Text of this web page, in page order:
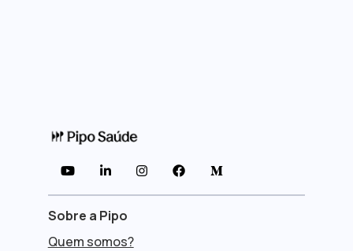
    
Sobre a Pipo
Quem somos?